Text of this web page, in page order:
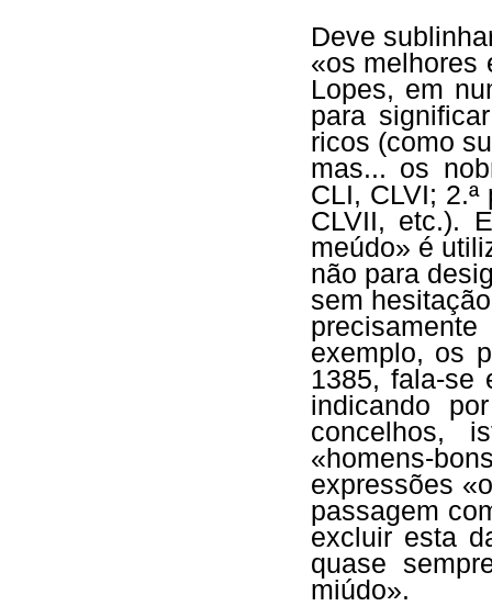
Deve
«os melhores
Lopes, em
para
ricos (como
mas... os
CLI, CLVI;
CLVII, etc.).
meúdo» é
não para
sem
exemplo, os
1385, fala-se
indicando
concelhos,
«homens-
expressões
passagem
excluir esta
quase
miúdo».